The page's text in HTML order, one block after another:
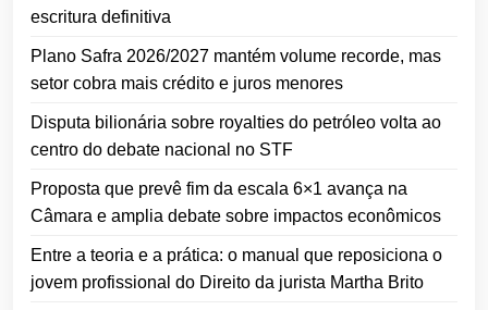
escritura definitiva
Plano Safra 2026/2027 mantém volume recorde, mas
setor cobra mais crédito e juros menores
Disputa bilionária sobre royalties do petróleo volta ao
centro do debate nacional no STF
Proposta que prevê fim da escala 6×1 avança na
Câmara e amplia debate sobre impactos econômicos
Entre a teoria e a prática: o manual que reposiciona o
jovem profissional do Direito da jurista Martha Brito